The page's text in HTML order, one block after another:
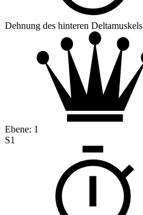
Dehnung des hinteren Deltamuskels
Ebene: 1
S1